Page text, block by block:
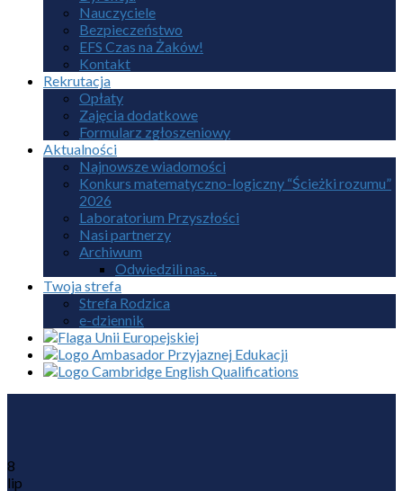
Nauczyciele
Bezpieczeństwo
EFS Czas na Żaków!
Kontakt
Rekrutacja
Opłaty
Zajęcia dodatkowe
Formularz zgłoszeniowy
Aktualności
Najnowsze wiadomości
Konkurs matematyczno-logiczny “Ścieżki rozumu”
2026
Laboratorium Przyszłości
Nasi partnerzy
Archiwum
Odwiedzili nas…
Twoja strefa
Strefa Rodzica
e-dziennik
8
lip